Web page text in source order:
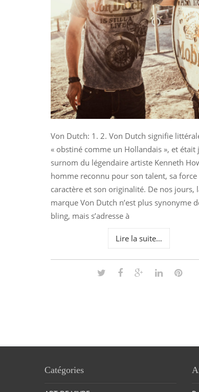
Von Dutch: 1. 2. Von Dutch signifie
« obstiné comme un Hollandais », et était
surnom du légendaire artiste Kenneth
homme reconnu pour son talent, sa force
caractère et son originalité. De nos jours,
marque Von Dutch n’est plus synonyme
bling, mais s’adresse à
Lire la suite…
Catégories